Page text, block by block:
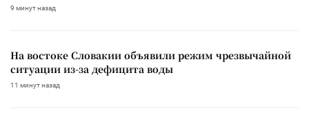
9 минут назад
На востоке Словакии объявили режим чрезвычайной
ситуации из-за дефицита воды
11 минут назад